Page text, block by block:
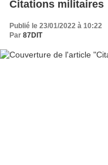
Citations militaires
Publié le 23/01/2022 à 10:22
Par 87DIT